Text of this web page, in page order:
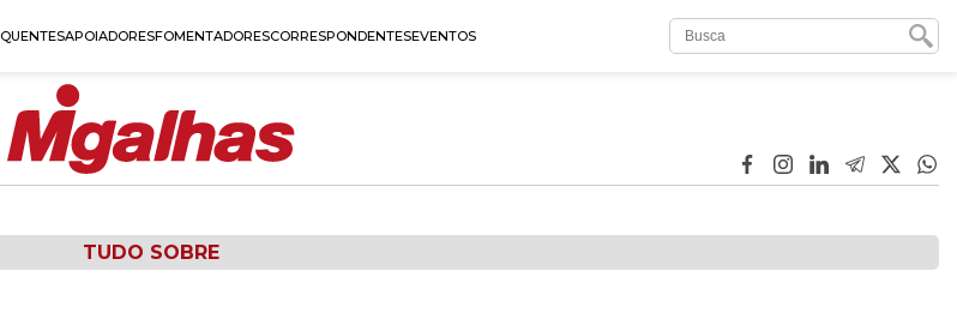
QUENTESAPOIADORESFOMENTADORESCORRESPONDENTESEVENTOS
TUDO SOBRE